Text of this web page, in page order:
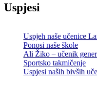
Uspjesi
Uspjeh naše učenice
Ponosi naše škole
Ali Žiko – učenik
Sportsko takmičenje
Uspjesi naših bivših